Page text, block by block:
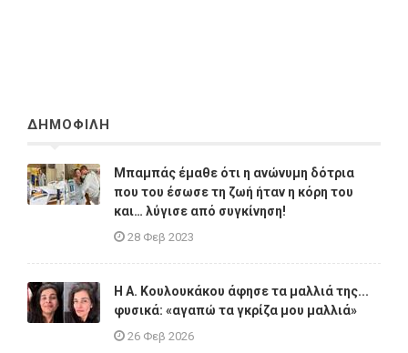
ΔΗΜΟΦΙΛΗ
Μπαμπάς έμαθε ότι η ανώνυμη δότρια
που του έσωσε τη ζωή ήταν η κόρη του
και… λύγισε από συγκίνηση!
28 Φεβ 2023
Η A. Κουλουκάκου άφησε τα μαλλιά της...
φυσικά: «αγαπώ τα γκρίζα μου μαλλιά»
26 Φεβ 2026